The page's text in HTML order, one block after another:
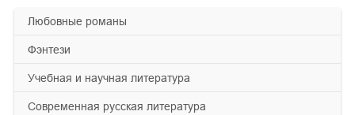
любовные романы
фэнтези
учебная и научная литература
современная русская литература